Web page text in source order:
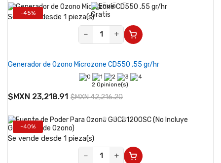
-45%
Se vende desde 1 pieza(s)
−
+
Generador de Ozono Microzone CD550 .55 gr/hr
2 Opinione(s)
$MXN 23,218.91 $MXN 42,216.20
-40%
Se vende desde 1 pieza(s)
−
+